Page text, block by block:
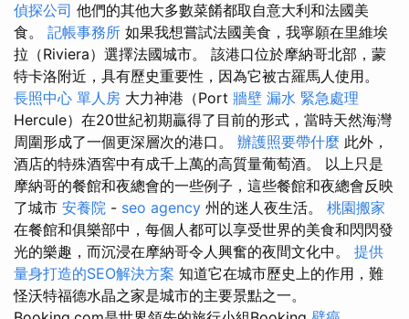
偵探公司 他們的其他大多數菜餚都取自意大利和法國美
食。 記帳事務所 如果我想嘗試法國美食，我寧願在里維埃
拉（Riviera）選擇法國城市。 該港口位於摩納哥北部，蒙
特卡洛附近，具有歷史重要性，因為它被古羅馬人使用。
長照中心 單人房 大力神港（Port 牆壁 漏水 緊急處理
Hercule）在20世紀初期贏得了目前的形式，當時天然海灣
周圍形成了一個更深層次的港口。 辦護照要帶什麼 此外，
酒店的特殊酒窖中有成千上萬的高質量葡萄酒。 以上只是
摩納哥的餐館和夜總會的一些例子，這些餐館和夜總會反映
了城市 安養院 - seo agency 州的迷人夜生活。 桃園搬家
在餐館和俱樂部中，每個人都可以享受世界的美食和閃閃發
光的樂趣，而沉浸在摩納哥令人興奮的夜間文化中。 提供
量身打造的SEO解決方案 知道它在城市歷史上的作用，難
怪沃特福德水晶之家是城市的主要景點之一。